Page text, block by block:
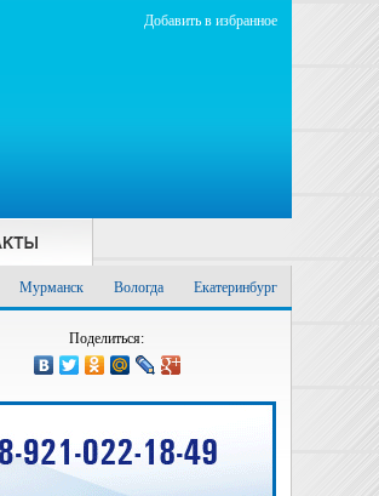
Добавить в избранное
Екатеринбург
Вологда
Мурманск
Поделиться: